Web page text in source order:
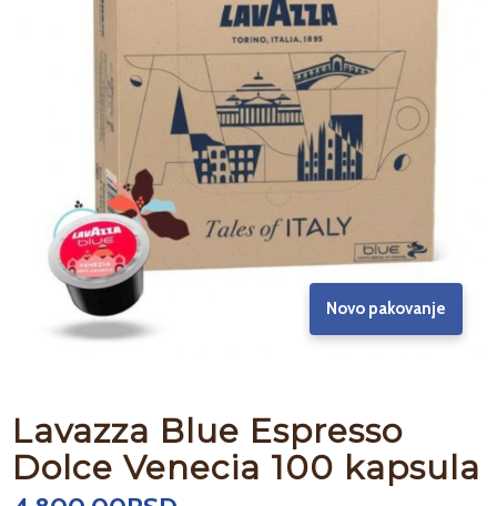
Novo pakovanje
Lavazza Blue Espresso
Dolce Venecia 100 kapsula